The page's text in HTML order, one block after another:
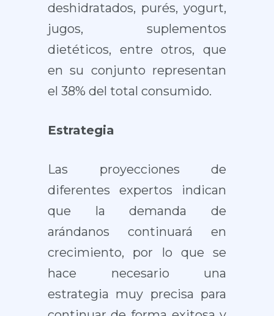
deshidratados, purés, yogurt,
jugos, suplementos
dietéticos, entre otros, que
en su conjunto representan
el 38% del total consumido.
Estrategia
Las proyecciones de
diferentes expertos indican
que la demanda de
arándanos continuará en
crecimiento, por lo que se
hace necesario una
estrategia muy precisa para